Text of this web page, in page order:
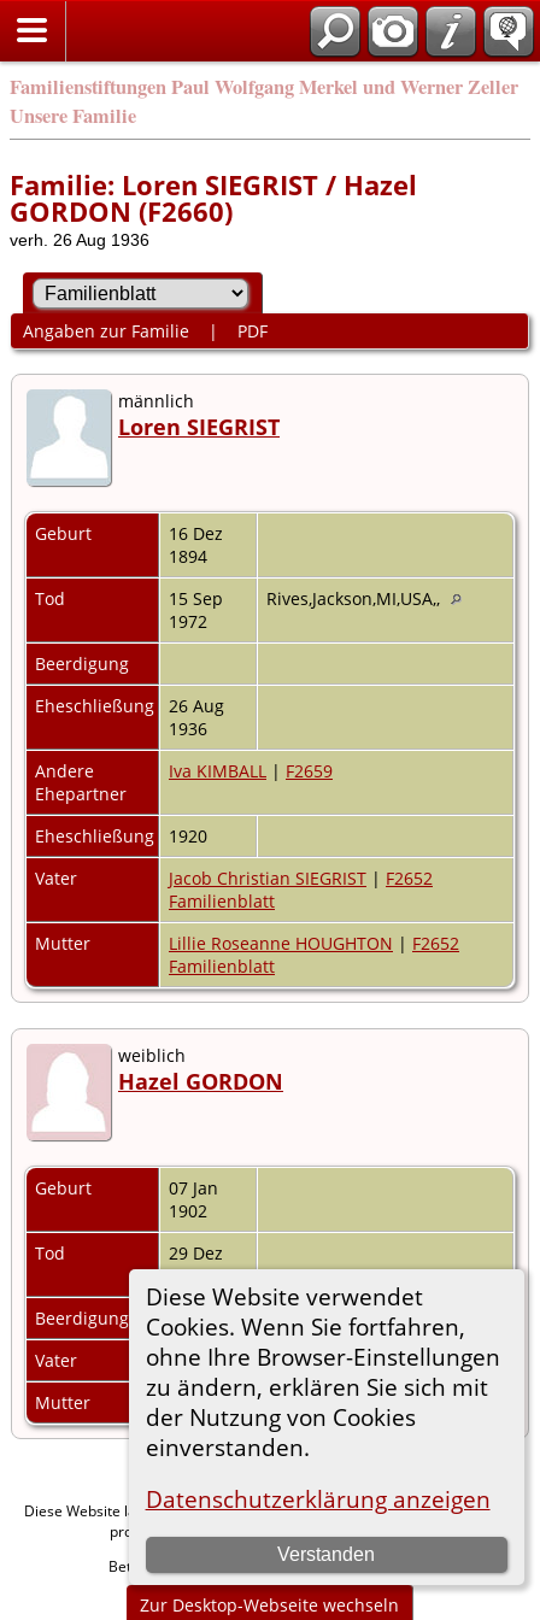
Familienstiftungen Paul Wolfgang Merkel und Werner Zeller
Unsere Familie
Diese Website verwendet
Cookies. Wenn Sie fortfahren,
ohne Ihre Browser-Einstellungen
zu ändern, erklären Sie sich mit
der Nutzung von Cookies
einverstanden.
Datenschutzerklärung anzeigen
Verstanden
Familie: Loren SIEGRIST / Hazel
GORDON (F2660)
verh. 26 Aug 1936
Angaben zur Familie| PDF
männlich
Loren SIEGRIST
Geburt
16 Dez
1894
Tod
15 Sep
1972
Rives,Jackson,MI,USA,,
Beerdigung
Eheschließung
26 Aug
1936
Andere
Ehepartner
Iva KIMBALL | F2659
Eheschließung
1920
Vater
Jacob Christian SIEGRIST | F2652
Familienblatt
Mutter
Lillie Roseanne HOUGHTON | F2652
Familienblatt
weiblich
Hazel GORDON
Geburt
07 Jan
1902
Tod
29 Dez
1975
Beerdigung
Vater
Mutter
Diese Website läuft mitThe Next Generation of Genealogy Sitebuildingv. 15.0.1,
programmiert von Darrin Lythgoe © 2001-2026.
Betreut von
. |Datenschutzerklärung
Zur Desktop-Webseite wechseln